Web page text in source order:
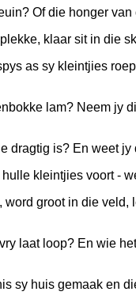
Of die honger
klaar sit in die
as sy kleintjies
lam? Neem jy
dragtig is? En weet
kleintjies voort -
groot in die veld,
laat loop? En wie
sy huis gemaak en